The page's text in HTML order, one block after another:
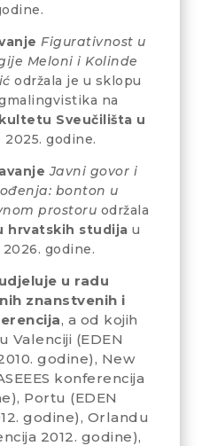
Figurativnost u
Meloni i Kolinde
održala je u sklopu
na
Sveučilišta u
2025. godine.
Javni govor i
bonton u
prostoru održala
hrvatskih studija u
godine.
u radu
znanstvenih i
, a od kojih
Valenciji (EDEN
godine), New
konferencija
Portu (EDEN
godine), Orlandu
2012. godine),